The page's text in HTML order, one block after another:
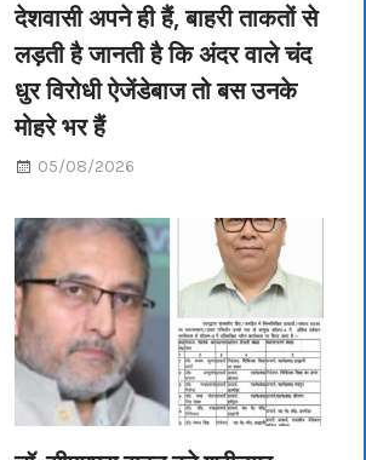
देशवासी अपने ही हैं, बाहरी ताकतों से
लड़ती है जानती है कि अंदर वाले चंद
धुर विरोधी ऐजेंडेबाज तो बस उनके
मोहरे भर हैं
05/08/2026